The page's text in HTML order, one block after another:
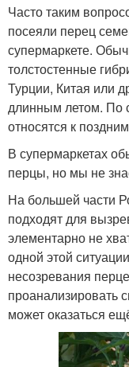
Часто таким
посеяли перец
супермаркете.
толстостенные
Турции, Китая или
длинным летом. По
относятся к
В супермаркетах
перцы, но мы не
На большей части
подходят для
элементарно не
одной этой
несозревания
проанализировать
может оказаться